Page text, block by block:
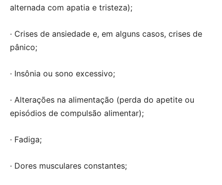
alternada com apatia e tristeza);
· Crises de ansiedade e, em alguns casos, crises de
pânico;
· Insônia ou sono excessivo;
· Alterações na alimentação (perda do apetite ou
episódios de compulsão alimentar);
· Fadiga;
· Dores musculares constantes;